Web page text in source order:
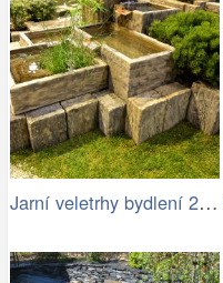
Jarní veletrhy bydlení 2015